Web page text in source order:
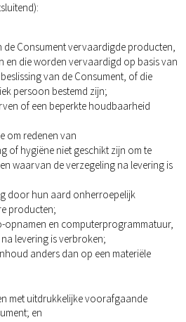
de Consument vervaardigde producten,
en die worden vervaardigd op basis van
van de Consument, of die
persoon bestemd zijn;
of een beperkte houdbaarheid
om redenen van
of hygiëne niet geschikt zijn om te
waarvan de verzegeling na levering is
door hun aard onherroepelijk
producten;
opnamen en computerprogrammatuur,
levering is verbroken;
anders dan op een materiële
met uitdrukkelijke voorafgaande
en